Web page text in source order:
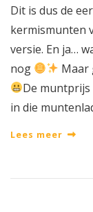
Dit is dus de
kermismunten
versie. En ja…
nog
Maar
De
in die
Lees meer